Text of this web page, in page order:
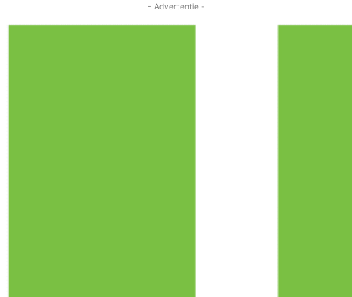
- Advertentie -